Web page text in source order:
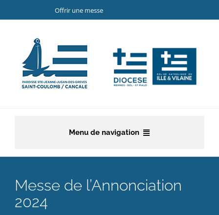
au
Offrir une messe
Menu de navigation
La paroisse
Etapes de la vie chrétienne
Messe de l’Annonciation
2024